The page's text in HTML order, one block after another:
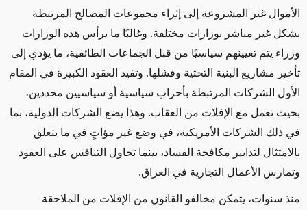
الأموال غير المشروعة إلى إثراء مجموعات المصالح المرتبطة
بشكل غير مباشر بوزارات مختلفة. وغالبًا ما يرأس هذه الوزارات
وزراء يتم تعيينهم سياسيًا من قبل الجماعات الطائفية، ما يؤدي إلى
تأخير مشاريع البنية التحتية وفشلها. وتفيد العقود الكبيرة في المقام
الأول الشركات المرتبطة بأحزاب سياسية أو سياسيين محددين،
بحيث تعمل مع الإفلات من العقاب. وهذا يضع الشركات الدولية، بما
في ذلك الشركات الأمريكية، في وضع غير مؤاتٍ في ما يتعلق
بالامتثال لتدابير مكافحة الفساد، بينما تحاول التنافس على العقود
وتمارس الأعمال التجارية في العراق.
منذ سنوات، يتمكن مخالفو القانون من الإفلات من الملاحقة